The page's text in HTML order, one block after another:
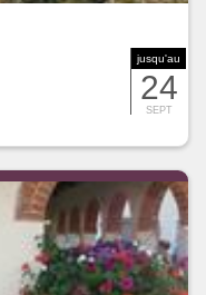
jusqu'au
24
SEPT